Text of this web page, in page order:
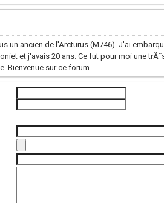
un ancien de l'Arcturus (M746). J'ai
et j'avais 20 ans. Ce fut pour moi une
Bienvenue sur ce forum.